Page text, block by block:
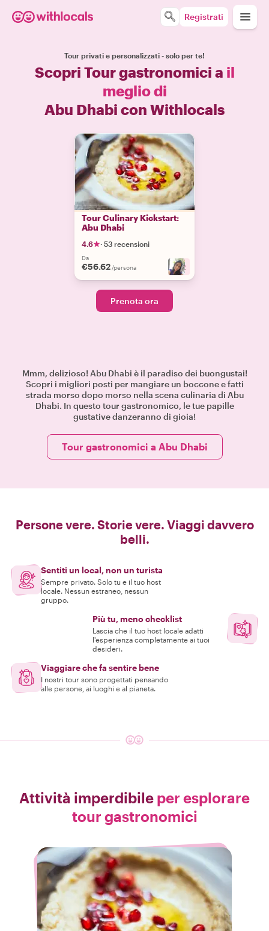
Registrati
Tour privati e personalizzati - solo per te!
Scopri Tour gastronomici a il
meglio di
Abu Dhabi con Withlocals
Tour Culinary Kickstart:
Abu Dhabi
4.6 · 53 recensioni
Da
€56.62 /persona +2
Prenota ora
Mmm, delizioso! Abu Dhabi è il paradiso dei buongustai!
Scopri i migliori posti per mangiare un boccone e fatti
strada morso dopo morso nella scena culinaria di Abu
Dhabi. In questo tour gastronomico, le tue papille
gustative danzeranno di gioia!
Tour gastronomici a Abu Dhabi
Persone vere. Storie vere. Viaggi davvero
belli.
Sentiti un local, non un turista
Sempre privato. Solo tu e il tuo host
locale. Nessun estraneo, nessun
gruppo.
Più tu, meno checklist
Lascia che il tuo host locale adatti
l'esperienza completamente ai tuoi
desideri.
Viaggiare che fa sentire bene
I nostri tour sono progettati pensando
alle persone, ai luoghi e al pianeta.
Attività imperdibile per esplorare
tour gastronomici